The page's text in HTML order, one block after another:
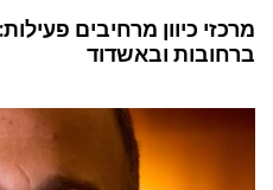
מרכזי כיוון מרחיבים
ברחובות ובאשדוד